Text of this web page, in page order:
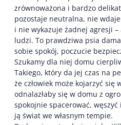
zrównoważona i bardzo
pozostaje neutralna, nie
i nie wykazuje żadnej agresji
ludzi. To prawdziwa psia
sobie spokój, poczucie
Szukamy dla niej domu
Takiego, który da jej czas na
że człowiek może kojarzyć się
odnalazłaby się w domu z
spokojnie spacerować,
ją świat we własnym tempie.